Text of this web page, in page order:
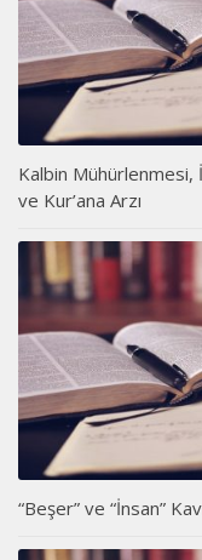
Kalbin Mühürlenmesi,
ve Kur’ana Arzı
“Beşer” ve “İnsan”